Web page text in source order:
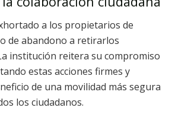
a los propietarios de
de abandono a retirarlos
institución reitera su compromiso
estas acciones firmes y
de una movilidad más segura
los ciudadanos.